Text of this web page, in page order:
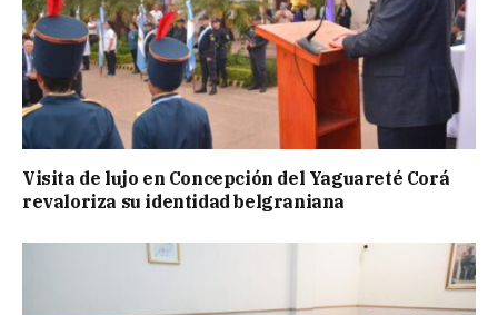
Visita de lujo en Concepción del Yaguareté Corá
revaloriza su identidad belgraniana